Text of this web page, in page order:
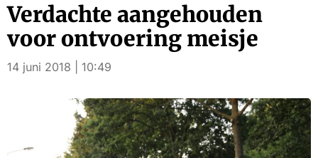
Verdachte aangehouden
voor ontvoering meisje
14 juni 2018 | 10:49